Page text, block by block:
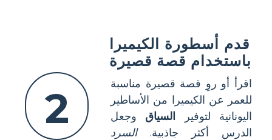
2
قدم أسطورة الكيميرا
باستخدام قصة قصيرة
اقرأ أو روِ قصة قصيرة مناسبة
للعمر عن الكيميرا من الأساطير
اليونانية لتوفير
السياق وجعل
الدرس أكثر جاذبية.السرد